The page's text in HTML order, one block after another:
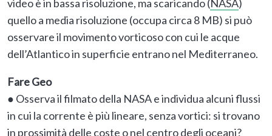
video è in bassa risoluzione, ma scaricando (NASA)
quello a media risoluzione (occupa circa 8 MB) si può
osservare il movimento vorticoso con cui le acque
dell’Atlantico in superficie entrano nel Mediterraneo.
Fare Geo
● Osserva il filmato della NASA e individua alcuni flussi
in cui la corrente è più lineare, senza vortici: si trovano
in prossimità delle coste o nel centro degli oceani?